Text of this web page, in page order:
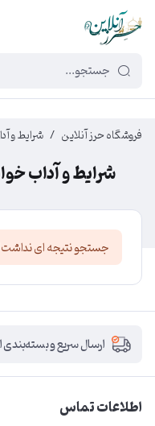
4422-bb12-2566cb5b8b05
فروشگاه حرز آنلاین / شرایط و
شرایط و آداب
جستجو نتیجه ای
ارسال سریع و
اطلاعات تماس